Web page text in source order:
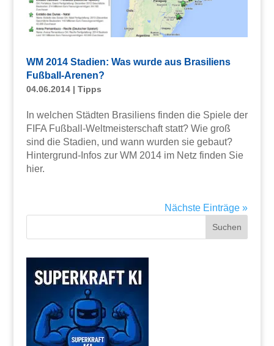
WM 2014 Stadien: Was wurde aus Brasiliens
Fußball-Arenen?
04.06.2014| Tipps
In welchen Städten Brasiliens finden die Spiele der
FIFA Fußball-Weltmeisterschaft statt? Wie groß
sind die Stadien, und wann wurden sie gebaut?
Hintergrund-Infos zur WM 2014 im Netz finden Sie
hier.
Nächste Einträge »